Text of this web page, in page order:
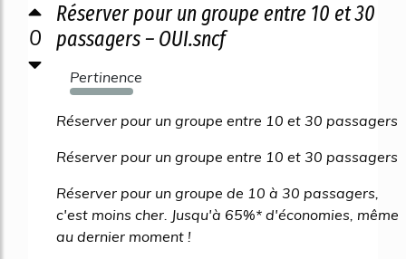
0
Réserver pour un groupe entre 10 et 30
passagers – OUI.sncf
Pertinence
3297%
Réserver pour un groupe entre 10 et 30 passagers
Réserver pour un groupe entre 10 et 30 passagers
Réserver pour un groupe de 10 à 30 passagers,
c'est moins cher. Jusqu'à 65%* d'économies, même
au dernier moment !